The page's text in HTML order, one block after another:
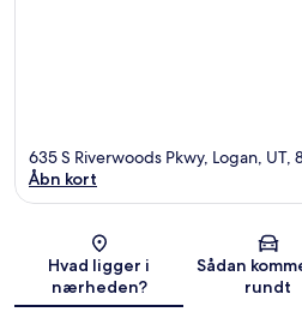
Kort
635 S Riverwoods Pkwy, Logan, UT,
Åbn kort
Hvad ligger i
nærheden?
Sådan
rundt